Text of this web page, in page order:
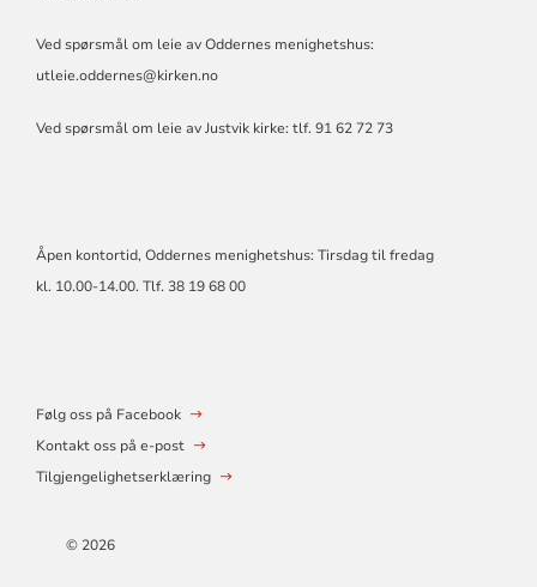
Ved spørsmål om leie av Oddernes menighetshus:
utleie.oddernes@kirken.no
Ved spørsmål om leie av Justvik kirke: tlf. 91 62 72 73
Åpen kontortid, Oddernes menighetshus: Tirsdag til fredag
kl. 10.00-14.00. Tlf. 38 19 68 00
Følg oss på Facebook
Kontakt oss på e-post
Tilgjengelighetserklæring
© 2026